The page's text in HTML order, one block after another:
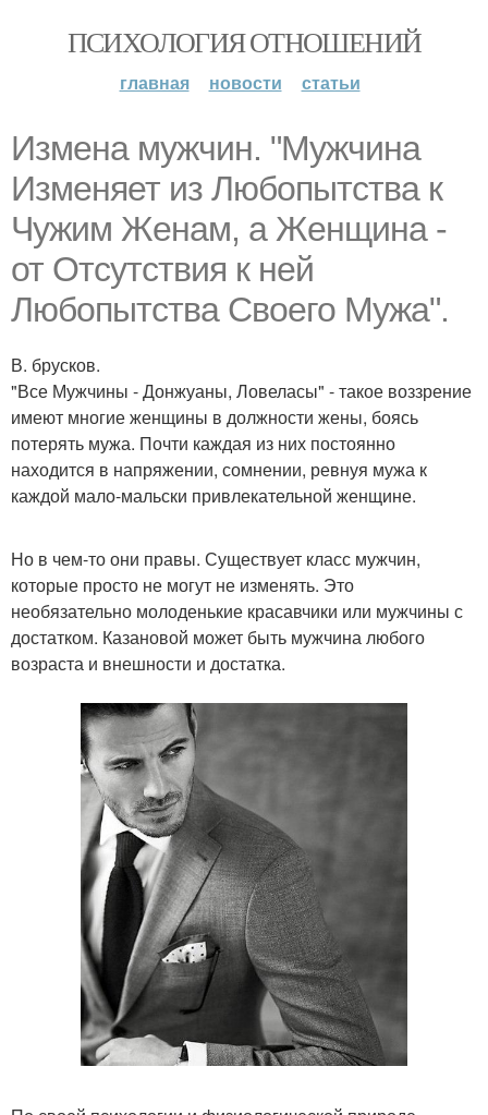
ПСИХОЛОГИЯ ОТНОШЕНИЙ
главная новости статьи
Измена мужчин. "Мужчина
Изменяет из Любопытства к
Чужим Женам, а Женщина -
от Отсутствия к ней
Любопытства Своего Мужа".
В. брусков.
"Все Мужчины - Донжуаны, Ловеласы" - такое воззрение
имеют многие женщины в должности жены, боясь
потерять мужа. Почти каждая из них постоянно
находится в напряжении, сомнении, ревнуя мужа к
каждой мало-мальски привлекательной женщине.
Но в чем-то они правы. Существует класс мужчин,
которые просто не могут не изменять. Это
необязательно молоденькие красавчики или мужчины с
достатком. Казановой может быть мужчина любого
возраста и внешности и достатка.